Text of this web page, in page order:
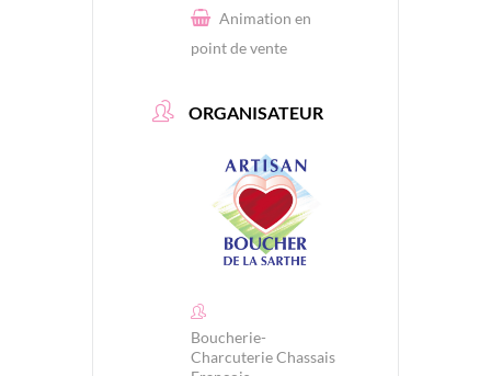
Animation en
point de vente
ORGANISATEUR
Boucherie-
Charcuterie Chassais